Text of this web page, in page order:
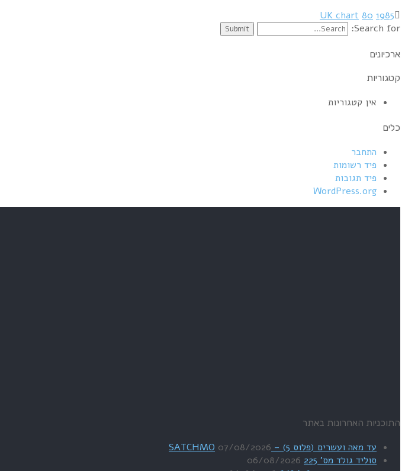
1985
80
UK chart
Search for:
ארכיונים
קטגוריות
אין קטגוריות
כלים
התחבר
פיד רשומות
פיד תגובות
WordPress.org
התוכניות האחרונות באתר
עד מאה ועשרים (פלוס 5) – SATCHMO
07/08/2026
סוליד גולד מס' 225
06/08/2026